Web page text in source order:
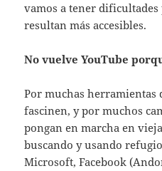
vamos a tener
resultan más accesibles.
No vuelve YouTube
Por muchas herramientas
fascinen, y por muchos
pongan en marcha en
buscando y usando
Microsoft, Facebook